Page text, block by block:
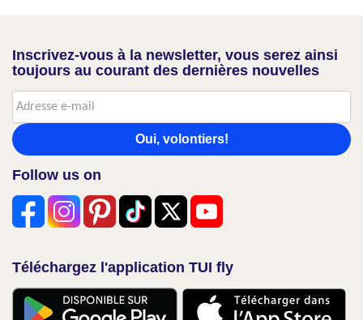
Inscrivez-vous à la newsletter, vous serez ainsi
toujours au courant des dernières nouvelles
Oui, volontiers!
Follow us on
Téléchargez l'application TUI fly